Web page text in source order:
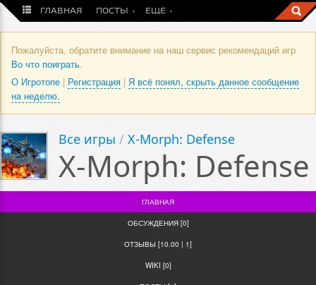
ГЛАВНАЯ ПОСТЫ ЕЩЕ
Пожалуйста, обратите внимание на наш сервис рекомендаций игр
Во что поиграть.
О Игротопе | Регистрация | Я всё понял, скрыть данное сообщение
на неделю.
Все игры / X-Morph: Defense
X-Morph: Defense
ГЛАВНАЯ
ОБСУЖДЕНИЯ [0]
ОТЗЫВЫ [10.00 | 1]
WIKI [0]